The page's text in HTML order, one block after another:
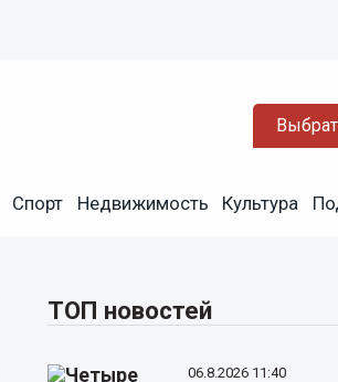
Спорт Недвижимость Культура
ТОП новостей
06.8.2026 11:40